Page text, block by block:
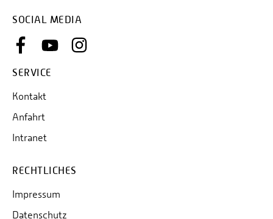
66121 Saarbrücken
SOCIAL MEDIA
SERVICE
Kontakt
Anfahrt
Intranet
RECHTLICHES
Impressum
Datenschutz